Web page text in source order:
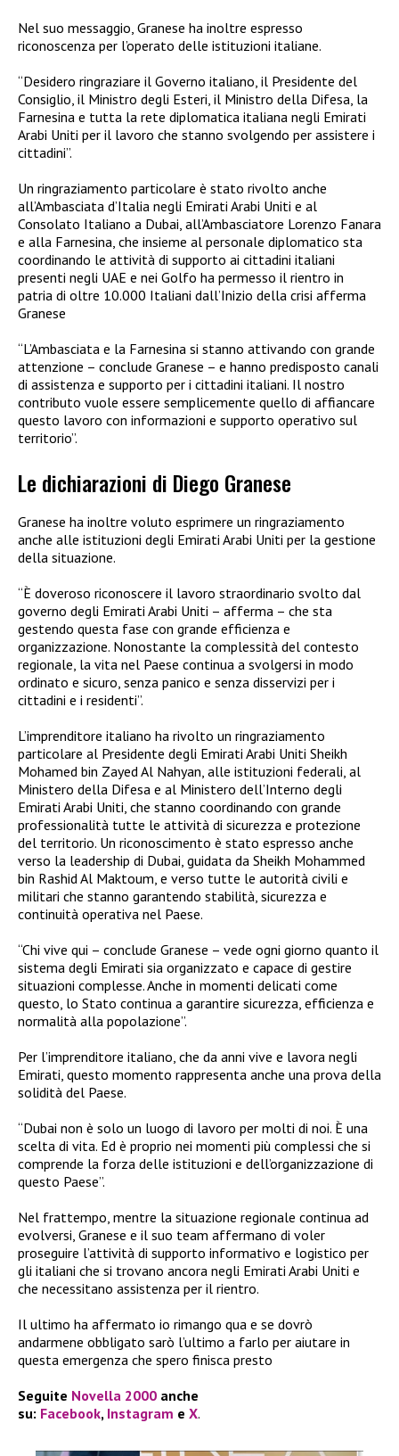
Nel suo messaggio, Granese ha inoltre espresso
riconoscenza per l’operato delle istituzioni italiane.
“Desidero ringraziare il Governo italiano, il Presidente del
Consiglio, il Ministro degli Esteri, il Ministro della Difesa, la
Farnesina e tutta la rete diplomatica italiana negli Emirati
Arabi Uniti per il lavoro che stanno svolgendo per assistere i
cittadini”.
Un ringraziamento particolare è stato rivolto anche
all’Ambasciata d’Italia negli Emirati Arabi Uniti e al
Consolato Italiano a Dubai, all’Ambasciatore Lorenzo Fanara
e alla Farnesina, che insieme al personale diplomatico sta
coordinando le attività di supporto ai cittadini italiani
presenti negli UAE e nei Golfo ha permesso il rientro in
patria di oltre 10.000 Italiani dall’Inizio della crisi afferma
Granese
“L’Ambasciata e la Farnesina si stanno attivando con grande
attenzione – conclude Granese – e hanno predisposto canali
di assistenza e supporto per i cittadini italiani. Il nostro
contributo vuole essere semplicemente quello di affiancare
questo lavoro con informazioni e supporto operativo sul
territorio”.
Le dichiarazioni di Diego Granese
Granese ha inoltre voluto esprimere un ringraziamento
anche alle istituzioni degli Emirati Arabi Uniti per la gestione
della situazione.
“È doveroso riconoscere il lavoro straordinario svolto dal
governo degli Emirati Arabi Uniti – afferma – che sta
gestendo questa fase con grande efficienza e
organizzazione. Nonostante la complessità del contesto
regionale, la vita nel Paese continua a svolgersi in modo
ordinato e sicuro, senza panico e senza disservizi per i
cittadini e i residenti”.
L’imprenditore italiano ha rivolto un ringraziamento
particolare al Presidente degli Emirati Arabi Uniti Sheikh
Mohamed bin Zayed Al Nahyan, alle istituzioni federali, al
Ministero della Difesa e al Ministero dell’Interno degli
Emirati Arabi Uniti, che stanno coordinando con grande
professionalità tutte le attività di sicurezza e protezione
del territorio. Un riconoscimento è stato espresso anche
verso la leadership di Dubai, guidata da Sheikh Mohammed
bin Rashid Al Maktoum, e verso tutte le autorità civili e
militari che stanno garantendo stabilità, sicurezza e
continuità operativa nel Paese.
“Chi vive qui – conclude Granese – vede ogni giorno quanto il
sistema degli Emirati sia organizzato e capace di gestire
situazioni complesse. Anche in momenti delicati come
questo, lo Stato continua a garantire sicurezza, efficienza e
normalità alla popolazione”.
Per l’imprenditore italiano, che da anni vive e lavora negli
Emirati, questo momento rappresenta anche una prova della
solidità del Paese.
“Dubai non è solo un luogo di lavoro per molti di noi. È una
scelta di vita. Ed è proprio nei momenti più complessi che si
comprende la forza delle istituzioni e dell’organizzazione di
questo Paese”.
Nel frattempo, mentre la situazione regionale continua ad
evolversi, Granese e il suo team affermano di voler
proseguire l’attività di supporto informativo e logistico per
gli italiani che si trovano ancora negli Emirati Arabi Uniti e
che necessitano assistenza per il rientro.
Il ultimo ha affermato io rimango qua e se dovrò
andarmene obbligato sarò l’ultimo a farlo per aiutare in
questa emergenza che spero finisca presto
Seguite Novella 2000 anche
su: Facebook, Instagram e X.